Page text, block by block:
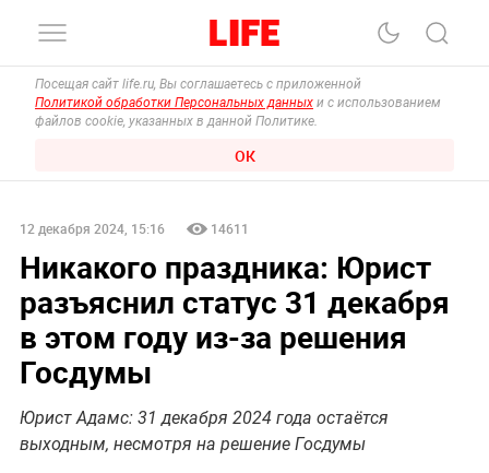
Посещая сайт life.ru, Вы соглашаетесь с приложенной
Политикой обработки Персональных данных и с использованием
файлов cookie, указанных в данной Политике.
ОК
12 декабря 2024, 15:16 14611
Никакого праздника: Юрист
разъяснил статус 31 декабря
в этом году из-за решения
Госдумы
Юрист Адамс: 31 декабря 2024 года остаётся
выходным, несмотря на решение Госдумы